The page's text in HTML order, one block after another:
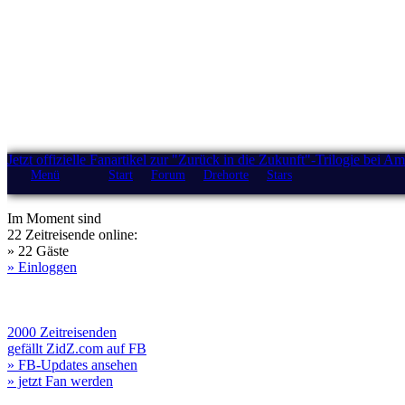
Jetzt offizielle Fanartikel zur "Zurück in die Zukunft"-Trilogie bei
Menü Start Forum Drehorte Stars
Im Moment sind
22 Zeitreisende online:
» 22 Gäste
» Einloggen
2000 Zeitreisenden
gefällt ZidZ.com auf FB
» FB-Updates ansehen
» jetzt Fan werden